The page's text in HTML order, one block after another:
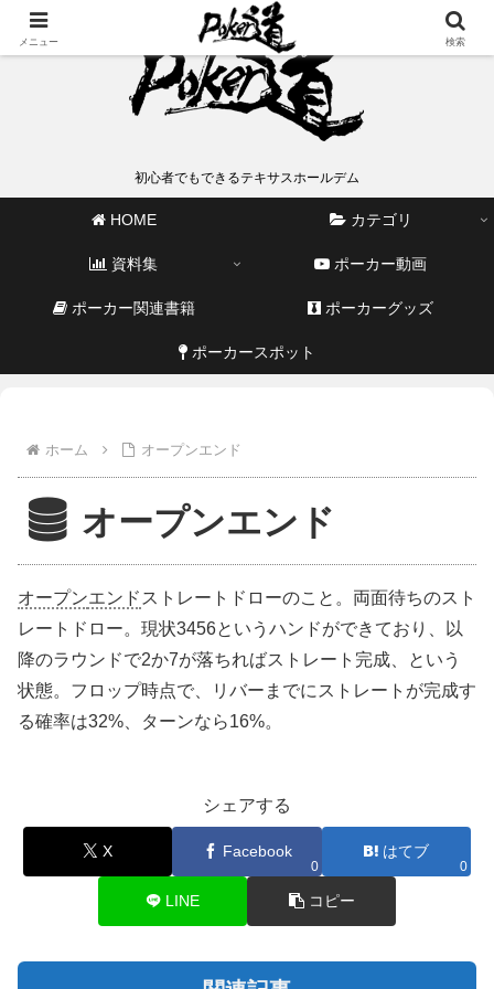
初心者でもできるテキサスホールデム
HOME カテゴリ
資料集 ポーカー動画
ポーカー関連書籍 ポーカーグッズ
ポーカースポット
ホーム オープンエンド
オープンエンド
オープンエンド ストレートドローのこと。両面待ちのスト
レートドロー。現状3456というハンドができており、以
降のラウンドで2か7が落ちればストレート完成、という
状態。フロップ時点で、リバーまでにストレートが完成す
る確率は32%、ターンなら16%。
シェアする
X Facebook
0
はてブ
0
LINE コピー
メニュー 検索